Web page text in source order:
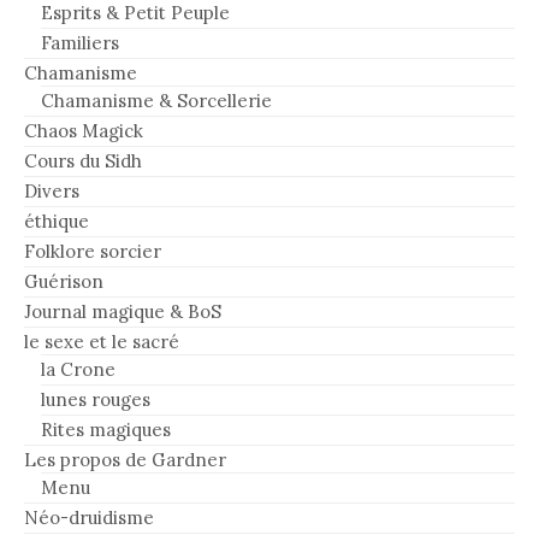
Esprits & Petit Peuple
Familiers
Chamanisme
Chamanisme & Sorcellerie
Chaos Magick
Cours du Sidh
Divers
éthique
Folklore sorcier
Guérison
Journal magique & BoS
le sexe et le sacré
la Crone
lunes rouges
Rites magiques
Les propos de Gardner
Menu
Néo-druidisme